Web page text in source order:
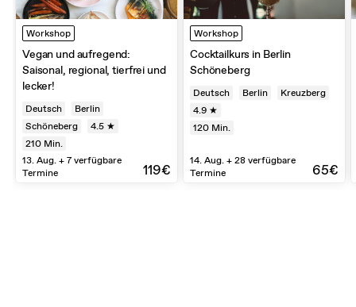
Workshop
Vegan und aufregend:
Saisonal, regional, tierfrei und
lecker!
Deutsch
Berlin
Schöneberg
4.5 ★
210 Min.
13. Aug. + 7 verfügbare
Termine
119€
Workshop
Cocktailkurs in Berlin
Schöneberg
Deutsch Berlin
Kreuzberg
4.9 ★
120 Min.
14. Aug. + 28 verfügbare
Termine
65€